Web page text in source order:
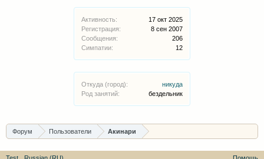
Активность:
17 окт 2025
Регистрация:
8 сен 2007
Сообщения:
206
Симпатии:
12
Откуда (город):
никуда
Род занятий:
бездельник
Форум Пользователи Акинари